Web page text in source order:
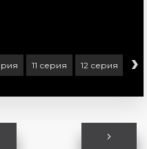
11 серия 12 серия 13
›